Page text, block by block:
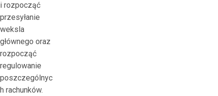
i rozpocząć
przesyłanie
weksla
głównego oraz
rozpocząć
regulowanie
poszczególnyc
h rachunków.